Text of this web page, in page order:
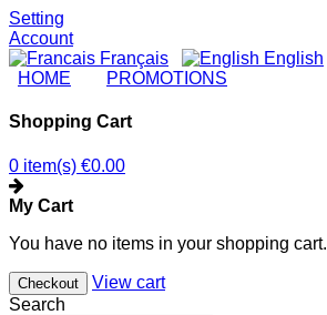
Setting
Account
Français
English
HOME
PROMOTIONS
Shopping Cart
0 item(s) €0.00
My Cart
You have no items in your shopping cart.
Checkout
View cart
Search